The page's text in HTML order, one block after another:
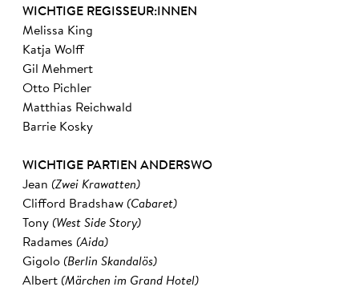
WICHTIGE REGISSEUR:INNEN
Melissa King
Katja Wolff
Gil Mehmert
Otto Pichler
Matthias Reichwald
Barrie Kosky
WICHTIGE PARTIEN ANDERSWO
Jean (Zwei Krawatten)
Clifford Bradshaw (Cabaret)
Tony (West Side Story)
Radames (Aida)
Gigolo (Berlin Skandalös)
Albert (Märchen im Grand Hotel)